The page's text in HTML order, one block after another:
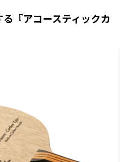
『アコースティックカ